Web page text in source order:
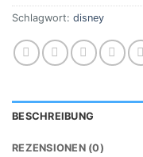
Schlagwort: disney
BESCHREIBUNG
REZENSIONEN (0)